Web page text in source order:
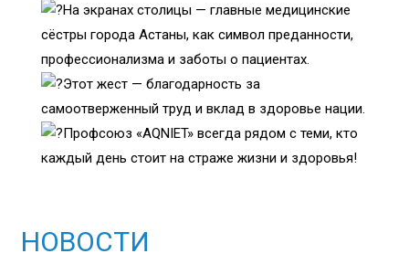
На экранах столицы — главные медицинские
сёстры города Астаны, как символ преданности,
профессионализма и заботы о пациентах.
Этот жест — благодарность за
самоотверженный труд и вклад в здоровье нации.
Профсоюз «AQNIET» всегда рядом с теми, кто
каждый день стоит на страже жизни и здоровья!
НОВОСТИ